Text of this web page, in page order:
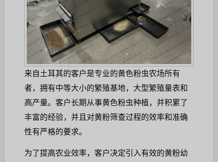
来自土耳其的客户是专业的黄色粉虫农场所有
者，拥有中等大小的繁殖基地，大型繁殖量表和
高产量。客户长期从事黄色粉虫种植，并积累了
丰富的经验，并且对黄粉筛查过程的效率和准确
性有严格的要求。
为了提高农业效率，客户决定引入有效的黄粉幼